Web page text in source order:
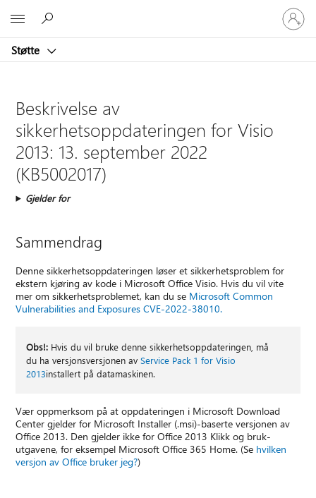
Støtte
Logg
på
kontoen
Beskrivelse av
sikkerhetsoppdateringen for Visio
2013: 13. september 2022
(KB5002017)
Gjelder for
Sammendrag
Denne sikkerhetsoppdateringen løser et sikkerhetsproblem for
ekstern kjøring av kode i Microsoft Office Visio. Hvis du vil vite
mer om sikkerhetsproblemet, kan du se Microsoft Common
Vulnerabilities and Exposures CVE-2022-38010.
Obs!: Hvis du vil bruke denne sikkerhetsoppdateringen, må
du ha versjonsversjonen av Service Pack 1 for Visio
2013installert på datamaskinen.
Vær oppmerksom på at oppdateringen i Microsoft Download
Center gjelder for Microsoft Installer (.msi)-baserte versjonen av
Office 2013. Den gjelder ikke for Office 2013 Klikk og bruk-
utgavene, for eksempel Microsoft Office 365 Home. (Se hvilken
versjon av Office bruker jeg?)